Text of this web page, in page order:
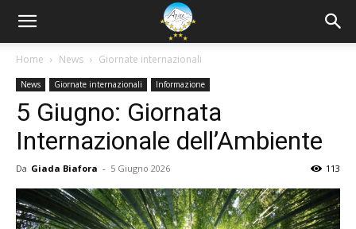
Home News Giornate internazionali
News Giornate internazionali Informazione
5 Giugno: Giornata
Internazionale dell’Ambiente
Da Giada Biafora - 5 Giugno 2026 113